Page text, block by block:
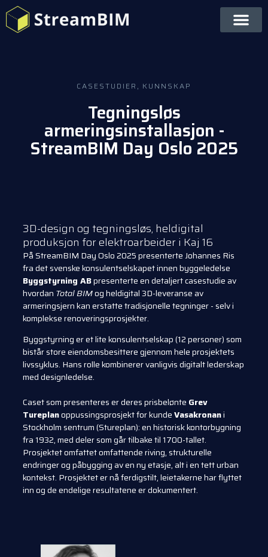
CASESTUDIER , KUNNSKAP
Tegningsløs
armeringsinstallasjon -
StreamBIM Day Oslo 2025
3D-design og tegningsløs, heldigital
produksjon for elektroarbeider i Kaj 16
På StreamBIM Day Oslo 2025 presenterte Johannes Ris
fra det svenske konsulentselskapet innen byggeledelse
Byggstyrning ABpresenterte en detaljert casestudie av
hvordan Total BIMog heldigital 3D-leveranse av
armeringsjern kan erstatte tradisjonelle tegninger - selv i
komplekse renoveringsprosjekter.
Byggstyrning er et lite konsulentselskap (12 personer) som
bistår store eiendomsbesittere gjennom hele prosjektets
livssyklus. Hans rolle kombinerer vanligvis digitalt lederskap
med designledelse.
Caset som presenteres er deres prisbelønte Grev
Tureplanoppussingsprosjekt for kundeVasakronani
Stockholm sentrum (Stureplan): en historisk kontorbygning
fra 1932, med deler som går tilbake til 1700-tallet.
Prosjektet omfattet omfattende riving, strukturelle
endringer og påbygging av en ny etasje, alt i en tett urban
kontekst. Prosjektet er nå ferdigstilt, leietakerne har flyttet
inn og de endelige resultatene er dokumentert.